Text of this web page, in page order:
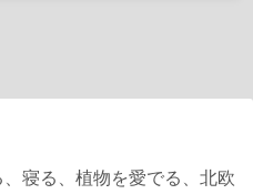
寝る、植物を愛でる、北欧